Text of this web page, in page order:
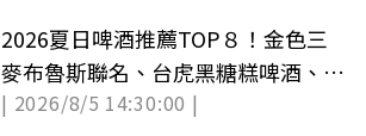
2026夏日啤酒推薦TOP８！金色三
麥布魯斯聯名、台虎黑糖糕啤酒、金
牌ONE巨人
| 2026/8/5 14:30:00 |